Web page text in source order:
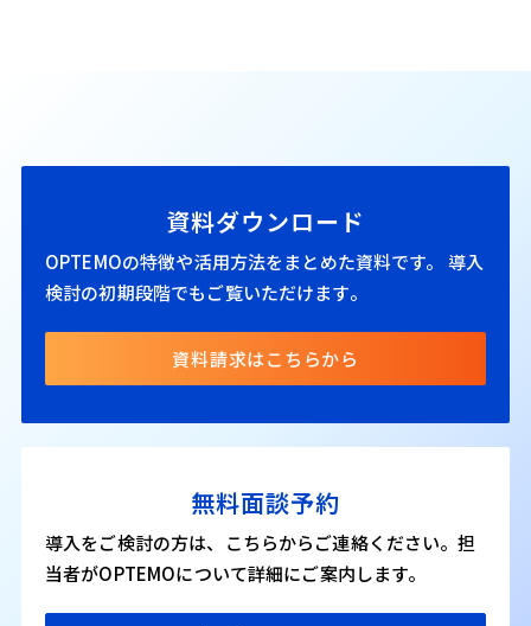
資料ダウンロード
OPTEMOの特徴や活用方法をまとめた資料です。
導入
検討の初期段階でもご覧いただけます。
資料請求はこちらから
無料面談予約
導入をご検討の方は、こちらからご連絡ください。担
当者がOPTEMOについて詳細にご案内します。